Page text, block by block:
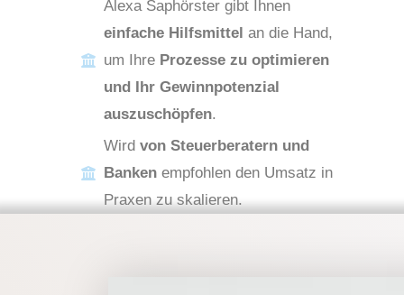
Alexa Saphörster gibt Ihnen
einfache Hilfsmittel an die Hand,
um Ihre Prozesse zu optimieren
und Ihr Gewinnpotenzial
auszuschöpfen.
Wird von Steuerberatern und
Bankenempfohlen den Umsatz in
Praxen zu skalieren.